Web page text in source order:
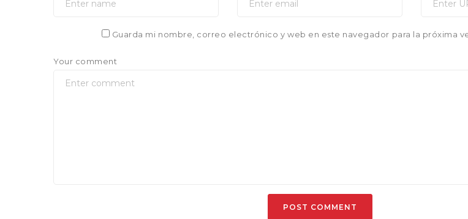
Guarda mi nombre, correo electrónico y web en este navegador para la próxima
Your comment